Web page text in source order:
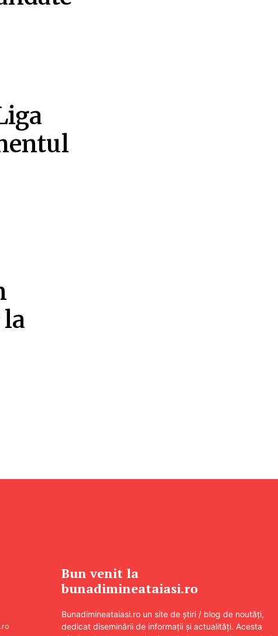
Bun venit la
bunadimineataiasi.ro
Bunadimineataiasi.ro un site de știri / blog de noutăți,
dedicat diseminării de informații și actualități. Acesta